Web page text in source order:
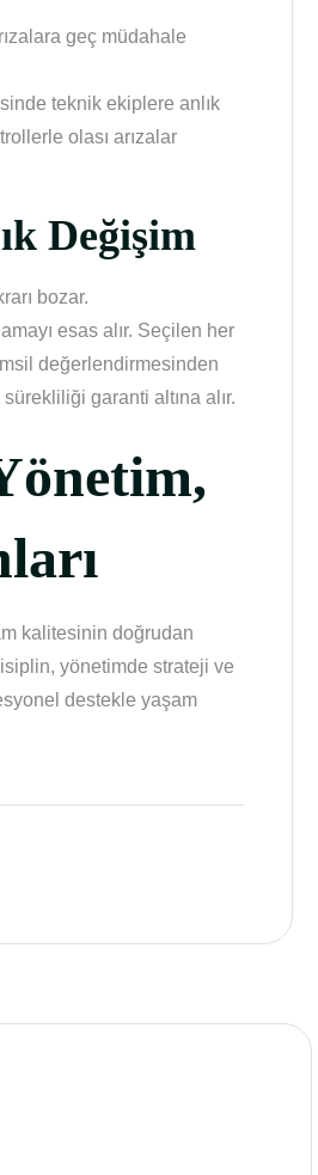
geç müdahale
teknik ekiplere anlık
olası arızalar
Değişim
bozar.
esas alır. Seçilen her
değerlendirmesinden
garanti altına alır.
kalitesinin doğrudan
yönetimde strateji ve
destekle yaşam